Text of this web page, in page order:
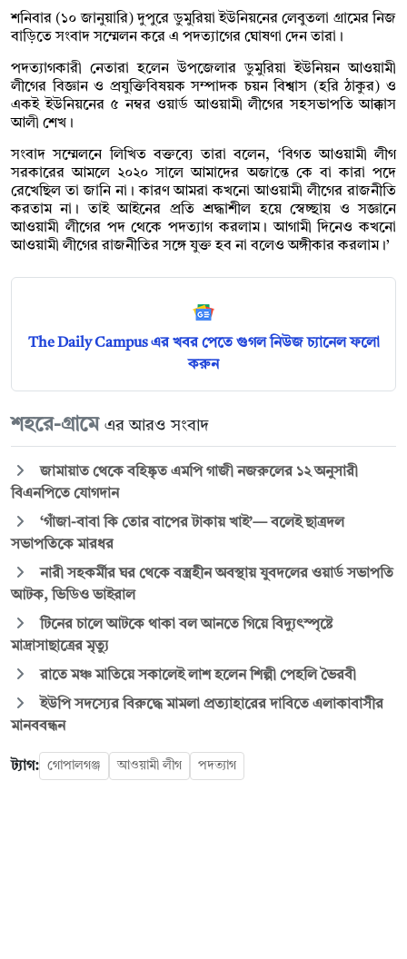
শনিবার (১০ জানুয়ারি) দুপুরে ডুমুরিয়া ইউনিয়নের লেবুতলা গ্রামের নিজ
বাড়িতে সংবাদ সম্মেলন করে এ পদত্যাগের ঘোষণা দেন তারা।
পদত্যাগকারী নেতারা হলেন উপজেলার ডুমুরিয়া ইউনিয়ন আওয়ামী
লীগের বিজ্ঞান ও প্রযুক্তিবিষয়ক সম্পাদক চয়ন বিশ্বাস (হরি ঠাকুর) ও
একই ইউনিয়নের ৫ নম্বর ওয়ার্ড আওয়ামী লীগের সহসভাপতি আক্কাস
আলী শেখ।
সংবাদ সম্মেলনে লিখিত বক্তব্যে তারা বলেন, ‘বিগত আওয়ামী লীগ
সরকারের আমলে ২০২০ সালে আমাদের অজান্তে কে বা কারা পদে
রেখেছিল তা জানি না। কারণ আমরা কখনো আওয়ামী লীগের রাজনীতি
করতাম না। তাই আইনের প্রতি শ্রদ্ধাশীল হয়ে স্বেচ্ছায় ও সজ্ঞানে
আওয়ামী লীগের পদ থেকে পদত্যাগ করলাম। আগামী দিনেও কখনো
আওয়ামী লীগের রাজনীতির সঙ্গে যুক্ত হব না বলেও অঙ্গীকার করলাম।’
The Daily Campus এর খবর পেতে গুগল নিউজ চ্যানেল ফলো
করুন
শহরে-গ্রামে এর আরও সংবাদ
জামায়াত থেকে বহিষ্কৃত এমপি গাজী নজরুলের ১২ অনুসারী
বিএনপিতে যোগদান
‘গাঁজা-বাবা কি তোর বাপের টাকায় খাই’— বলেই ছাত্রদল
সভাপতিকে মারধর
নারী সহকর্মীর ঘর থেকে বস্ত্রহীন অবস্থায় যুবদলের ওয়ার্ড সভাপতি
আটক, ভিডিও ভাইরাল
টিনের চালে আটকে থাকা বল আনতে গিয়ে বিদ্যুৎস্পৃষ্টে
মাদ্রাসাছাত্রের মৃত্যু
রাতে মঞ্চ মাতিয়ে সকালেই লাশ হলেন শিল্পী পেহলি ভৈরবী
ইউপি সদস্যের বিরুদ্ধে মামলা প্রত্যাহারের দাবিতে এলাকাবাসীর
মানববন্ধন
ট্যাগ: গোপালগঞ্জ আওয়ামী লীগ পদত্যাগ